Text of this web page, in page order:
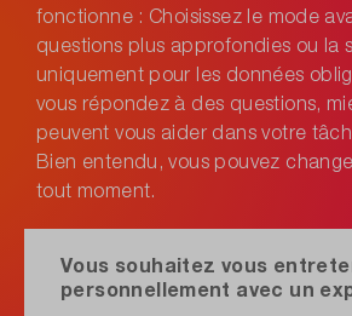
fonctionne : Choisissez le mode
questions plus approfondies ou la
uniquement pour les données
vous répondez à des questions,
peuvent vous aider dans votre
Bien entendu, vous pouvez
tout moment.
Vous souhaitez vous
personnellement avec un